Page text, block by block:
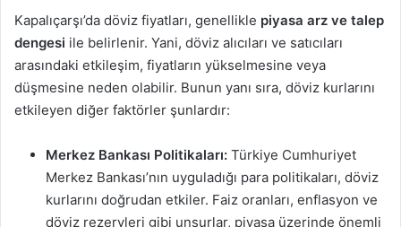
Kapalıçarşı’da döviz fiyatları, genellikle piyasa arz ve talep
dengesi ile belirlenir. Yani, döviz alıcıları ve satıcıları
arasındaki etkileşim, fiyatların yükselmesine veya
düşmesine neden olabilir. Bunun yanı sıra, döviz kurlarını
etkileyen diğer faktörler şunlardır:
Merkez Bankası Politikaları: Türkiye Cumhuriyet
Merkez Bankası’nın uyguladığı para politikaları, döviz
kurlarını doğrudan etkiler. Faiz oranları, enflasyon ve
döviz rezervleri gibi unsurlar, piyasa üzerinde önemli